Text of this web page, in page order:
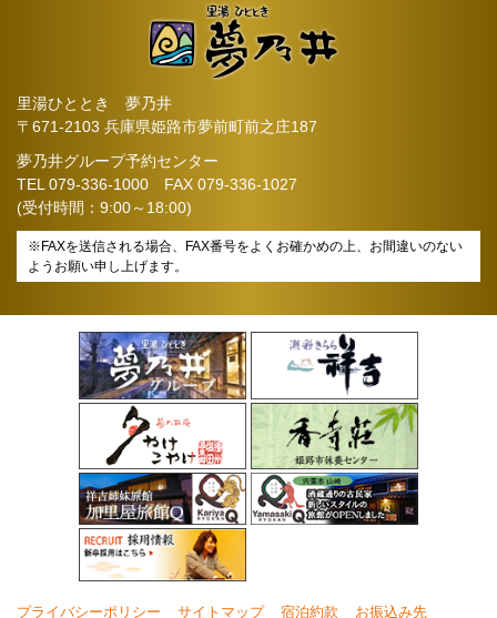
里湯ひととき 夢乃井
〒671-2103 兵庫県姫路市夢前町前之庄187
夢乃井グループ予約センター
TEL 079-336-1000 FAX 079-336-1027
(受付時間：9:00～18:00)
※FAXを送信される場合、FAX番号をよくお確かめの上、お間違いのない
ようお願い申し上げます。
プライバシーポリシー サイトマップ 宿泊約款 お振込み先